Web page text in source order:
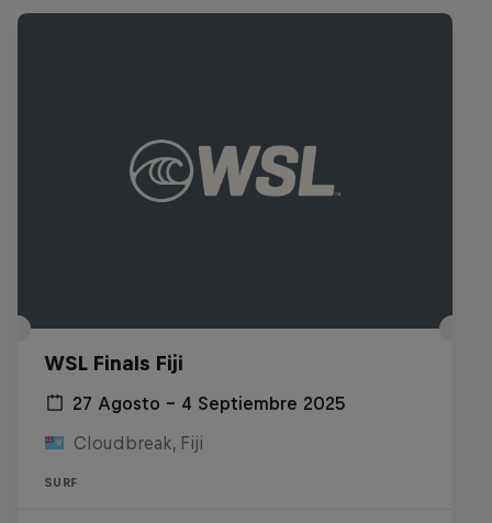
WSL Finals Fiji
27 Agosto – 4 Septiembre 2025
Cloudbreak, Fiji
SURF